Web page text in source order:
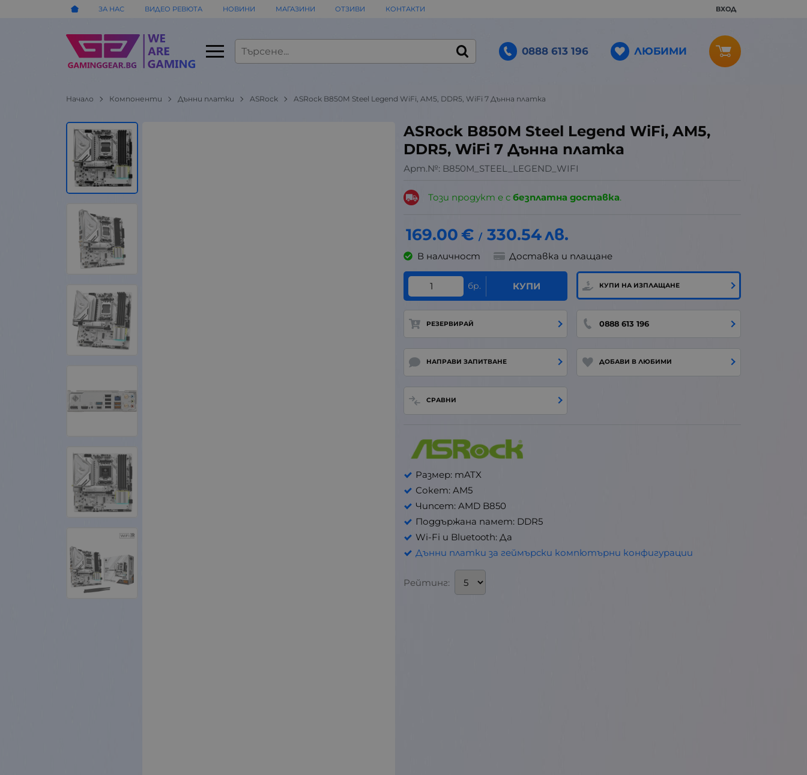
ЗА НАС ВИДЕО РЕВЮТА НОВИНИ МАГАЗИНИ ОТЗИВИ КОНТАКТИ ВХОД
0888 613 196 ЛЮБИМИ
Начало Компоненти Дънни платки ASRock ASRock B850M Steel Legend WiFi, AM5, DDR5, WiFi 7 Дънна платка
ASRock B850M Steel Legend WiFi, AM5,
DDR5, WiFi 7 Дънна платка
Арт.№: B850M_STEEL_LEGEND_WIFI
Този продукт е сбезплатна доставка.
169.00€ / 330.54лв.
В наличност Доставка и плащане
бр. КУПИ КУПИ НА ИЗПЛАЩАНЕ
РЕЗЕРВИРАЙ 0888 613 196
НАПРАВИ ЗАПИТВАНЕ ДОБАВИ В ЛЮБИМИ
СРАВНИ
Размер: mATX
Сокет: AM5
Чипсет: AMD B850
Поддържана памет: DDR5
Wi-Fi и Bluetooth: Да
Дънни платки за геймърски компютърни конфигурации
Рейтинг: